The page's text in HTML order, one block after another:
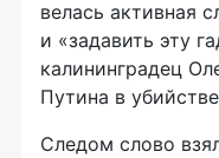
велась активная
и «задавить эту
калининградец
Путина в
Следом слово